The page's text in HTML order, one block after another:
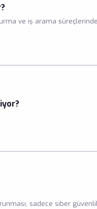
ve iş arama
sadece siber